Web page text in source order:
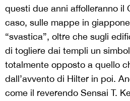
questi due anni affolleranno il
caso, sulle mappe in
“svastica”, oltre che sugli
di togliere dai templi un
totalmente opposto a quello
dall’avvento di Hilter in poi.
come il reverendo Sensai T.